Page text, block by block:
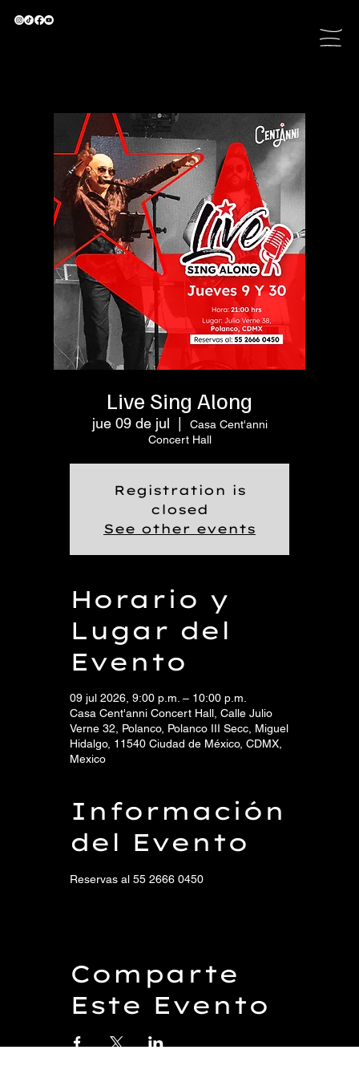
Live Sing Along
jue 09 de jul
  |
Casa Cent'anni
Concert Hall
Registration is
closed
See other events
Horario y
Lugar del
Evento
09 jul 2026, 9:00 p.m. – 10:00 p.m.
Casa Cent'anni Concert Hall, Calle Julio
Verne 32, Polanco, Polanco III Secc, Miguel
Hidalgo, 11540 Ciudad de México, CDMX,
Mexico
Información
del Evento
Reservas al 55 2666 0450
Comparte
Este Evento